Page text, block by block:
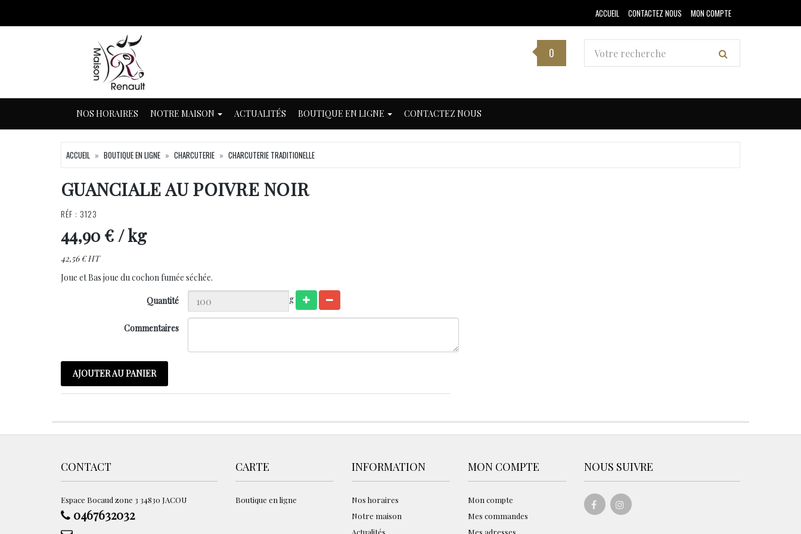
ACCUEIL CONTACTEZ NOUS MON COMPTE
0
NOS HORAIRES NOTRE MAISON ACTUALITÉS BOUTIQUE EN LIGNE CONTACTEZ NOUS
ACCUEIL BOUTIQUE EN LIGNE CHARCUTERIE CHARCUTERIE TRADITIONELLE
GUANCIALE AU POIVRE NOIR
RÉF : 3123
44,90 € / kg
42,56 € HT
Joue et Bas joue du cochon fumée séchée.
Quantité g
Commentaires
AJOUTER AU PANIER
CONTACT
Espace Bocaud zone 3 34830 JACOU
0467632032
CARTE
Boutique en ligne
INFORMATION
Nos horaires
Notre maison
Actualités
MON COMPTE
Mon compte
Mes commandes
Mes adresses
NOUS SUIVRE